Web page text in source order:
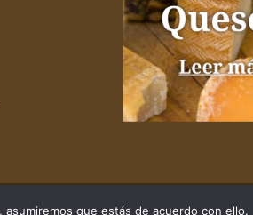
que estás de acuerdo con ello.